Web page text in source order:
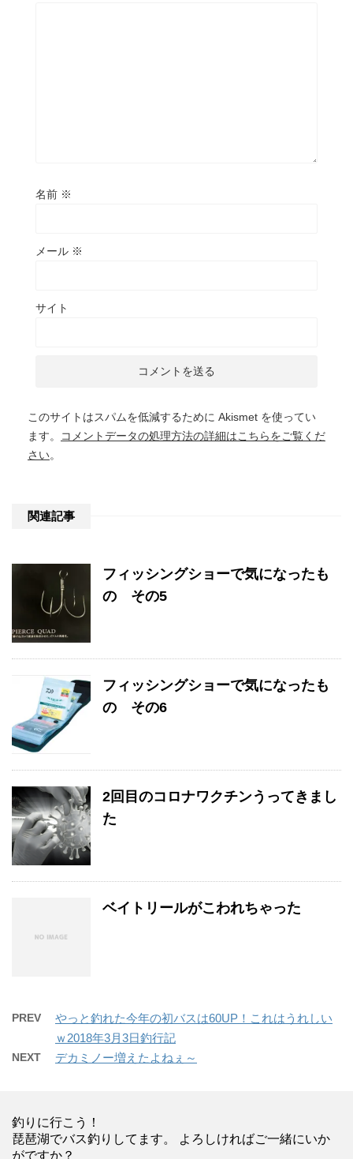
名前 ※
メール ※
サイト
このサイトはスパムを低減するために Akismet を使ってい
ます。
コメントデータの処理方法の詳細はこちらをご覧くだ
さい。
関連記事
フィッシングショーで気になったも
の その5
フィッシングショーで気になったも
の その6
2回目のコロナワクチンうってきまし
た
ベイトリールがこわれちゃった
PREV
やっと釣れた今年の初バスは60UP！これはうれしい
ｗ2018年3月3日釣行記
NEXT デカミノー増えたよねぇ～
釣りに行こう！
琵琶湖でバス釣りしてます。 よろしければご一緒にいか
がですか？